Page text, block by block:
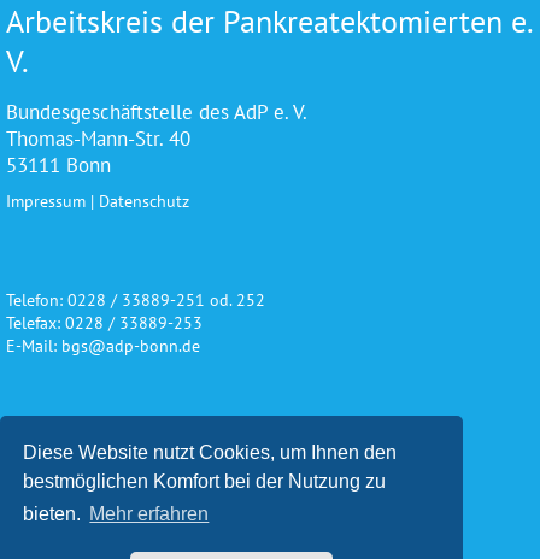
Diese Website nutzt Cookies, um Ihnen den
bestmöglichen Komfort bei der Nutzung zu
bieten. Mehr erfahren
Arbeitskreis der Pankreatektomierten e.
V.
Bundesgeschäftstelle des AdP e. V.
Thomas-Mann-Str. 40
53111 Bonn
Impressum | Datenschutz
Telefon: 0228 / 33889-251 od. 252
Telefax: 0228 / 33889-253
E-Mail: bgs@adp-bonn.de
Wir danken für die freundliche
Unterstützung und Förderung